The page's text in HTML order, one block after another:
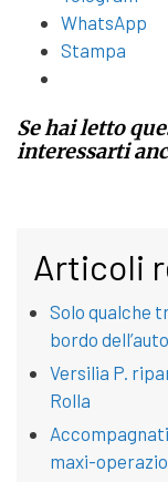
WhatsApp
Stampa
Se hai letto
interessarti
Articoli
Solo qualche
bordo dell’auto
Versilia P.
Rolla
maxi-